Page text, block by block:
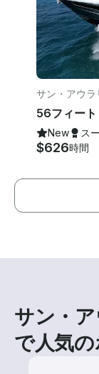
サン・アウラ
ベント
New ス
$626時間
サン・
で人気